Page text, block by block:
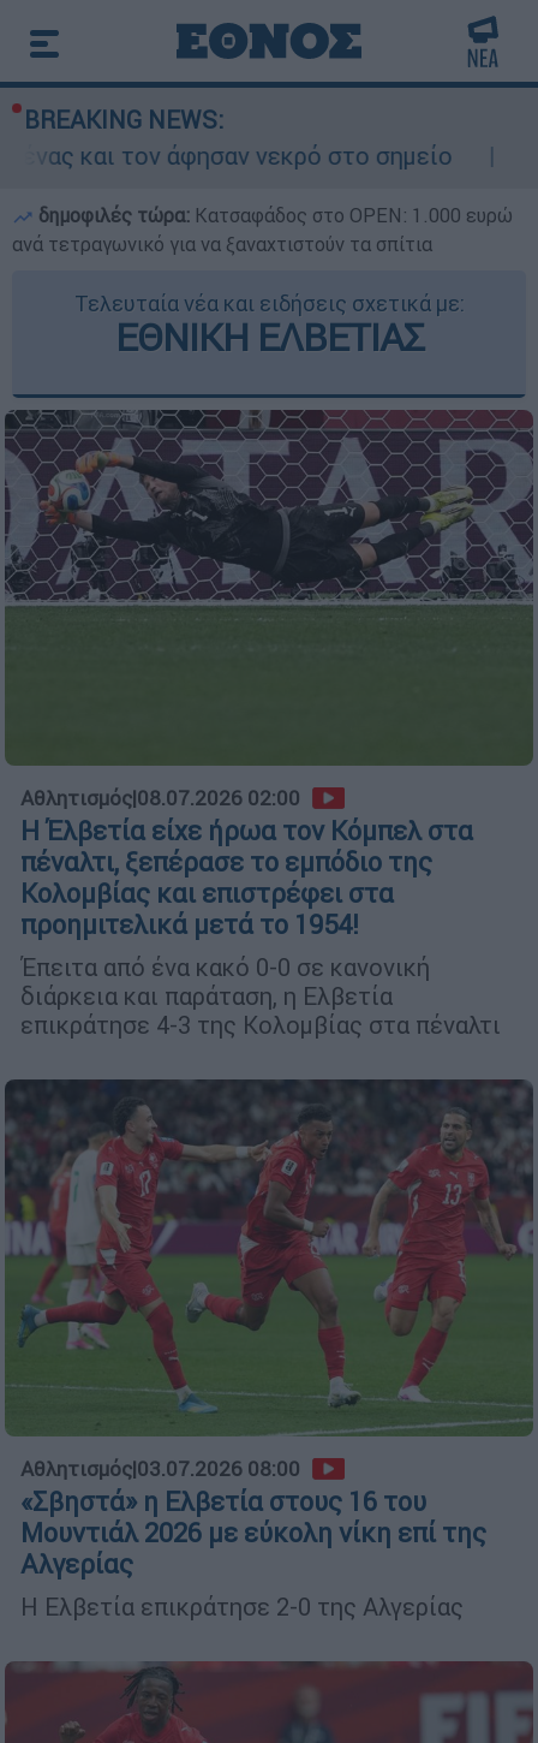
BREAKING NEWS:
νεκρό στο σημείο
Δίωξη για
δημοφιλές τώρα: Κατσαφάδος στο OPEN: 1.000 ευρώ
ανά τετραγωνικό για να ξαναχτιστούν τα σπίτια
Τελευταία νέα και ειδήσεις σχετικά με:
ΕΘΝΙΚΗ ΕΛΒΕΤΙΑΣ
Αθλητισμός|08.07.2026 02:00
Η Έλβετία είχε ήρωα τον Κόμπελ στα
πέναλτι, ξεπέρασε το εμπόδιο της
Κολομβίας και επιστρέφει στα
προημιτελικά μετά το 1954!
Έπειτα από ένα κακό 0-0 σε κανονική
διάρκεια και παράταση, η Ελβετία
επικράτησε 4-3 της Κολομβίας στα πέναλτι
Αθλητισμός|03.07.2026 08:00
«Σβηστά» η Ελβετία στους 16 του
Μουντιάλ 2026 με εύκολη νίκη επί της
Αλγερίας
Η Ελβετία επικράτησε 2-0 της Αλγερίας